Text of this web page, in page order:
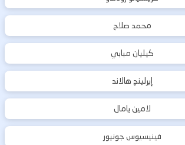
محمد صلاح
كيليان مبابي
إيرلينج هالاند
لامين يامال
فينيسيوس جونيور